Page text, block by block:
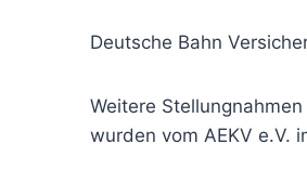
Deutsche Bahn
Weitere
wurden vom AEKV e.V.